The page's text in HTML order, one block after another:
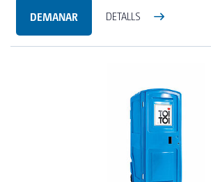
DEMANAR DETALLS